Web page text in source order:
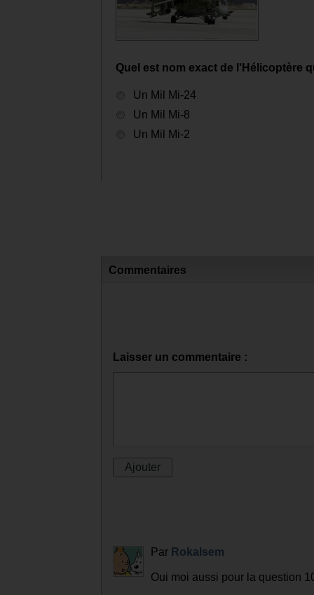
Quel est nom exact de l'Hélicoptère
Un Mil Mi-24
Un Mil Mi-8
Un Mil Mi-2
Commentaires
Laisser un commentaire :
Par Rokalsem
Oui moi aussi pour la question